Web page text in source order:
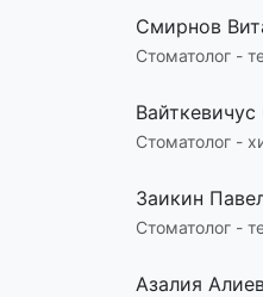
Смирнов
Стоматолог -
Стоматолог -
Заикин
Стоматолог -
Азалия